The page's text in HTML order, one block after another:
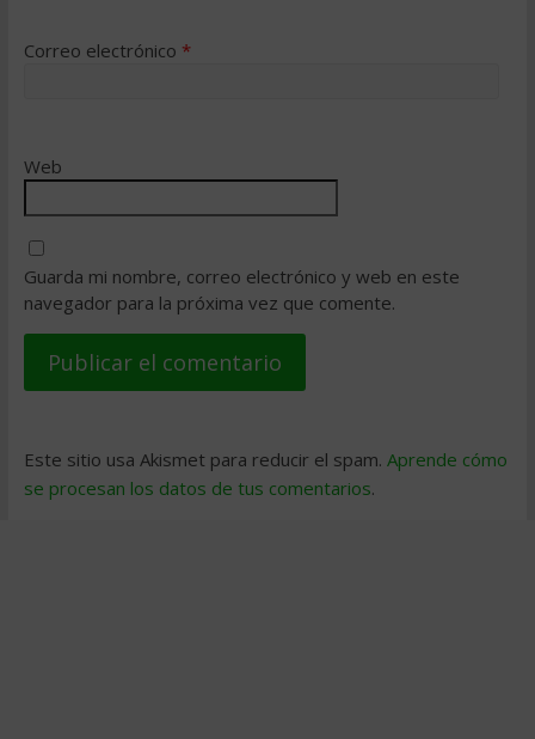
Correo electrónico *
Web
Guarda mi nombre, correo electrónico y web en este
navegador para la próxima vez que comente.
Este sitio usa Akismet para reducir el spam. Aprende cómo
se procesan los datos de tus comentarios.